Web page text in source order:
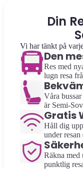
Din
Vi har tänkt på
Den
Res med
lugn resa
Våra
är Semi-
Gratis
Håll dig
under
Räkna med
punktlig